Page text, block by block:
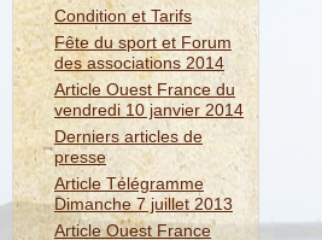
Condition et Tarifs
Fête du sport et Forum
des associations 2014
Article Ouest France du
vendredi 10 janvier 2014
Derniers articles de
presse
Article Télégramme
Dimanche 7 juillet 2013
Article Ouest France